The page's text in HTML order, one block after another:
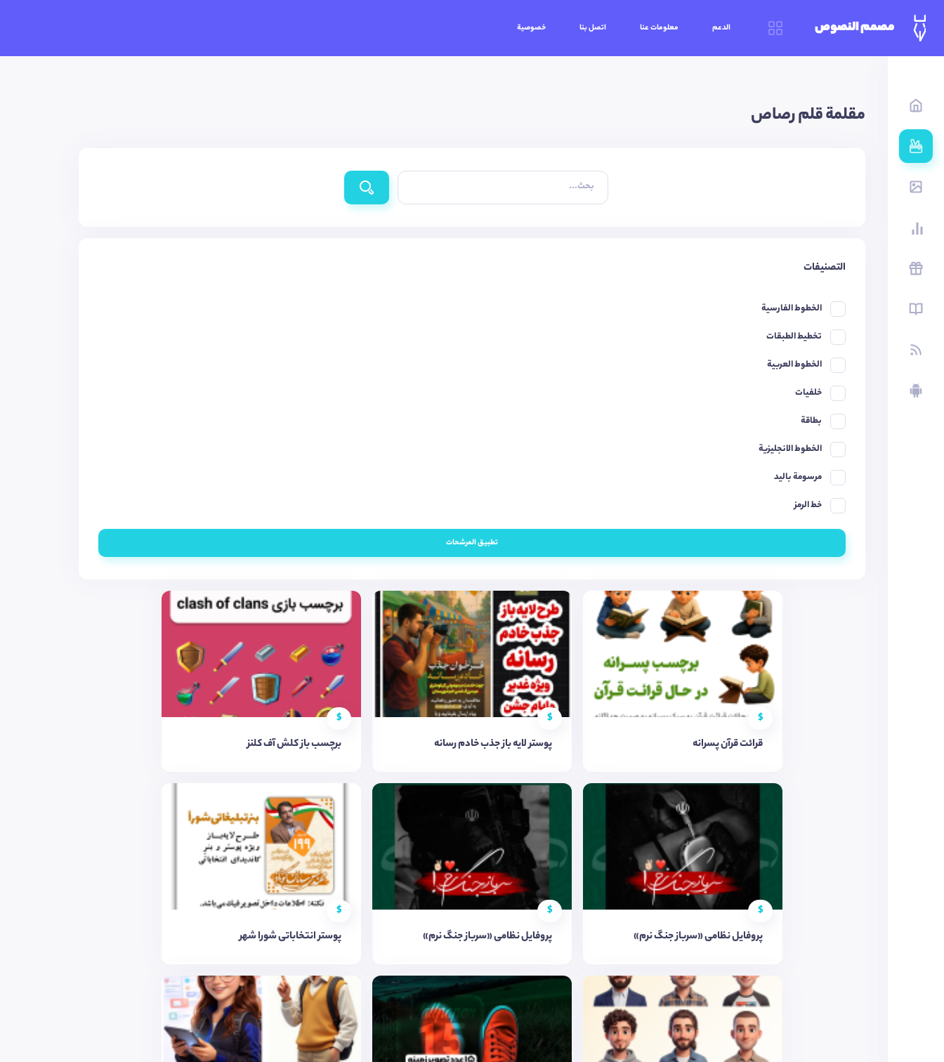
مصمم النصوص الدعم معلومات عنا اتصل بنا خصوصية
مقلمة قلم رصاص
بحث...
التصنيفات
الخطوط الفارسية
تخطيط الطبقات
الخطوط العربية
خلفيات
بطاقة
الخطوط الانجليزية
مرسومة باليد
خط الرمز
تطبيق المرشحات
$
قرائت قرآن پسرانه
$
پوستر لایه باز جذب خادم رسانه
$
برچسب باز کلش آف کلنز
$
پروفایل نظامی «سرباز جنگ نرم»
$
پروفایل نظامی «سرباز جنگ نرم»
$
پوستر انتخاباتی شورا شهر